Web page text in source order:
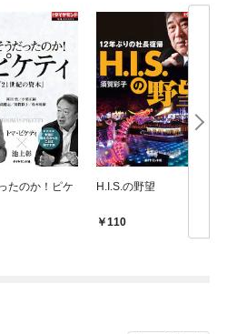
たのか！ピケ
H.I.S.の野望
110